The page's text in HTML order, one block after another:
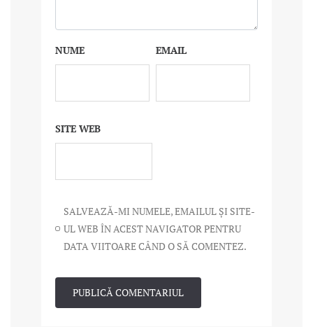
NUME EMAIL
SITE WEB
SALVEAZĂ-MI NUMELE, EMAILUL ȘI SITE-
UL WEB ÎN ACEST NAVIGATOR PENTRU
DATA VIITOARE CÂND O SĂ COMENTEZ.